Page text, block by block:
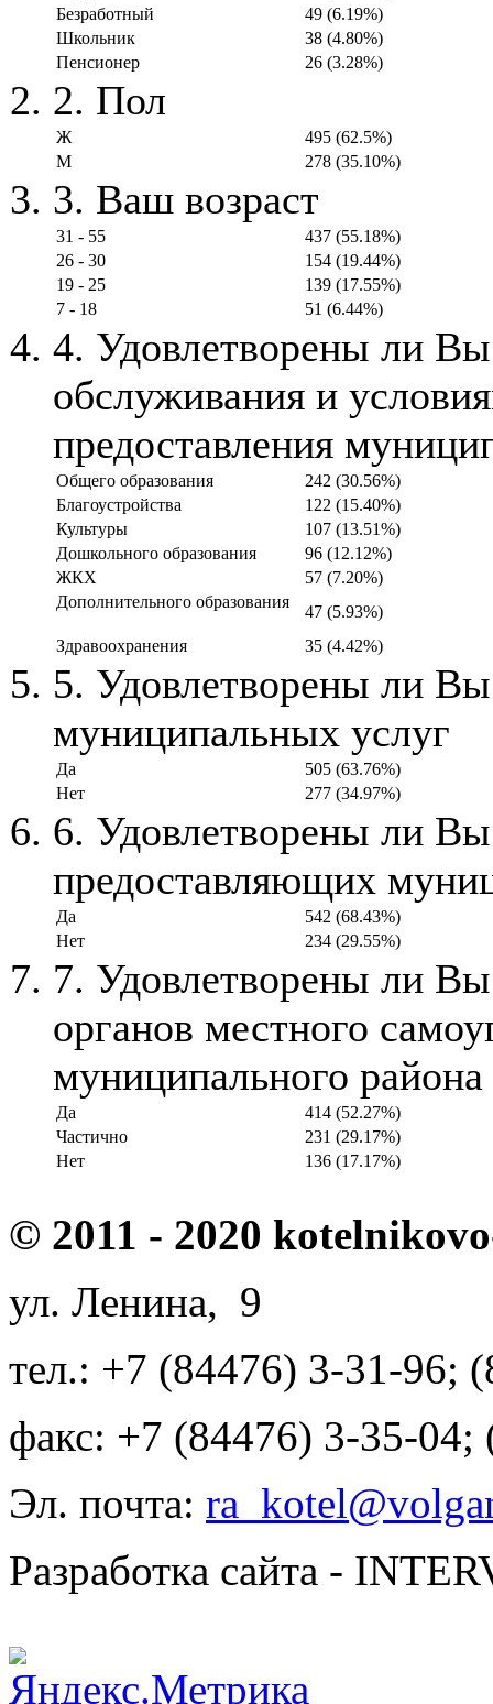
Безработный
49 (6.19%)
Школьник
38 (4.80%)
Пенсионер
26 (3.28%)
2. Пол
Ж
495 (62.5%)
М
278 (35.10%)
3. Ваш возраст
31 - 55
437 (55.18%)
26 - 30
154 (19.44%)
19 - 25
139 (17.55%)
7 - 18
51 (6.44%)
4. Удовлетворены ли
обслуживания и
предоставления
Общего образования
242 (30.56%)
Благоустройства
122 (15.40%)
Культуры
107 (13.51%)
Дошкольного образования
96 (12.12%)
ЖКХ
57 (7.20%)
Дополнительного образования
47 (5.93%)
Здравоохранения
35 (4.42%)
5. Удовлетворены ли
муниципальных услуг
Да
505 (63.76%)
Нет
277 (34.97%)
6. Удовлетворены ли
предоставляющих
Да
542 (68.43%)
Нет
234 (29.55%)
7. Удовлетворены ли
органов местного
муниципального района
Да
414 (52.27%)
Частично
231 (29.17%)
Нет
136 (17.17%)
© 2011 - 2020
ул. Ленина, 9
тел.: +7 (84476) 3-31-96;
факс: +7 (84476) 3-35-04;
Эл. почта:
Разработка сайта -